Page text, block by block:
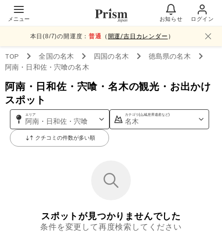
メニュー お知らせ ログイン
本日(8/7)の開運度：普通 （ 開運/吉日カレンダー ）
TOP 全国の名木 四国の名木 徳島県の名木
阿南・日和佐・宍喰の名木
阿南・日和佐・宍喰・名木の観光・お出かけ
スポット
エリア
阿南・日和佐・宍喰
カテゴリ(山,城,世界遺産など)
名木
クチコミの件数が多い順
スポットが見つかりませんでした
条件を変更して再度検索してください